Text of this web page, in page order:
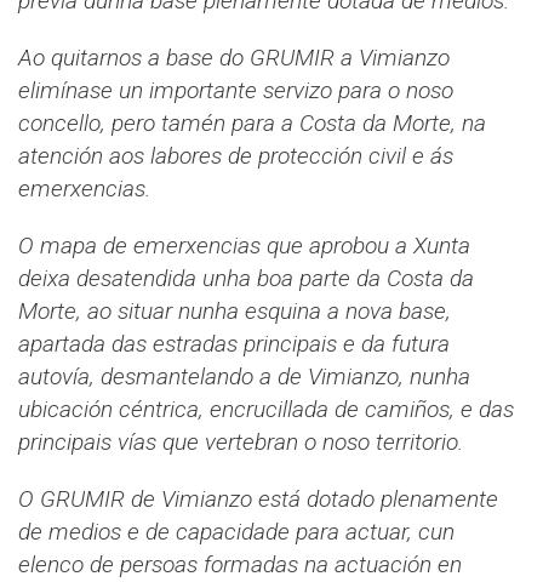
Ao quitarnos a base do GRUMIR a Vimianzo
elimínase un importante servizo para o noso
concello, pero tamén para a Costa da Morte, na
atención aos labores de protección civil e ás
emerxencias.
O mapa de emerxencias que aprobou a Xunta
deixa desatendida unha boa parte da Costa da
Morte, ao situar nunha esquina a nova base,
apartada das estradas principais e da futura
autovía, desmantelando a de Vimianzo, nunha
ubicación céntrica, encrucillada de camiños, e das
principais vías que vertebran o noso territorio.
O GRUMIR de Vimianzo está dotado plenamente
de medios e de capacidade para actuar, cun
elenco de persoas formadas na actuación en